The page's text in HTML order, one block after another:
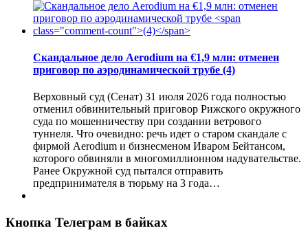
Скандальное дело Aerodium на €1,9 млн: отменен
приговор по аэродинамической трубе (4)
Верховный суд (Сенат) 31 июля 2026 года полностью
отменил обвинительный приговор Рижского окружного
суда по мошенничеству при создании ветрового
туннеля. Что очевидно: речь идет о старом скандале с
фирмой Aerodium и бизнесменом Иваром Бейтансом,
которого обвиняли в многомиллионном надувательстве.
Ранее Окружной суд пытался отправить
предпринимателя в тюрьму на 3 года…
Кнопка Телеграм в байках